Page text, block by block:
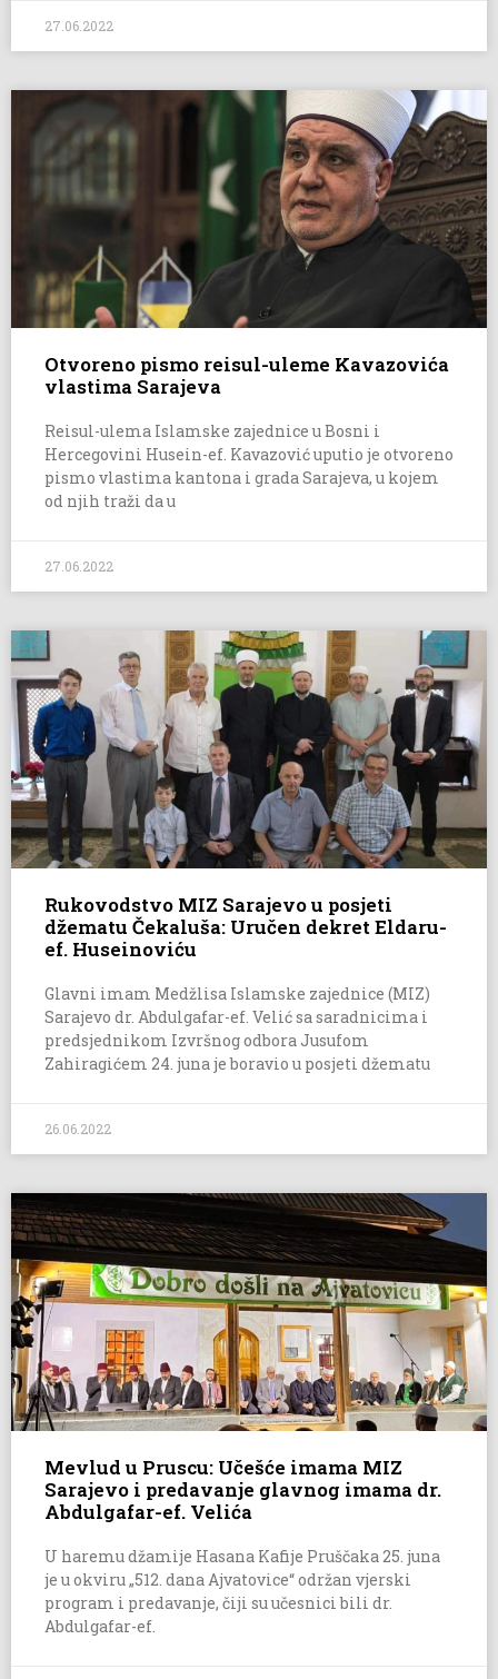
27.06.2022
Otvoreno pismo reisul-uleme Kavazovića
vlastima Sarajeva
Reisul-ulema Islamske zajednice u Bosni i
Hercegovini Husein-ef. Kavazović uputio je otvoreno
pismo vlastima kantona i grada Sarajeva, u kojem
od njih traži da u
27.06.2022
Rukovodstvo MIZ Sarajevo u posjeti
džematu Čekaluša: Uručen dekret Eldaru-
ef. Huseinoviću
Glavni imam Medžlisa Islamske zajednice (MIZ)
Sarajevo dr. Abdulgafar-ef. Velić sa saradnicima i
predsjednikom Izvršnog odbora Jusufom
Zahiragićem 24. juna je boravio u posjeti džematu
26.06.2022
Mevlud u Pruscu: Učešće imama MIZ
Sarajevo i predavanje glavnog imama dr.
Abdulgafar-ef. Velića
U haremu džamije Hasana Kafije Pruščaka 25. juna
je u okviru „512. dana Ajvatovice“ održan vjerski
program i predavanje, čiji su učesnici bili dr.
Abdulgafar-ef.